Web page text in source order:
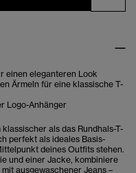
einen eleganteren Look
Ärmeln für eine klassische T-
Logo-Anhänger
als das Rundhals-T-
perfekt als ideales Basis-
deines Outfits stehen.
und einer Jacke, kombiniere
ausgewaschener Jeans –